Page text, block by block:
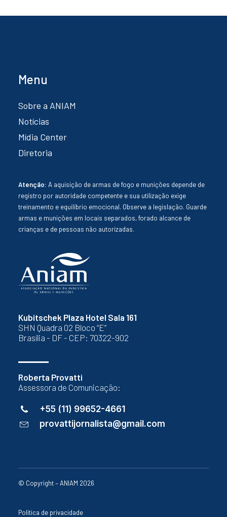
Kubitschek Plaza Hotel Sala 161
SHN Quadra 02 Bloco “E”
Brasília - DF - CEP: 70322-902
Roberta Provatti
Assessora de Comunicação:
+55 (11) 99652-4661
provattijornalista@gmail.com
Menu
Sobre a ANIAM
Notícias
Mídia Center
Diretoria
Atenção: A aquisição de armas de fogo e munições depende de
registro por autoridade competente e sua utilização exige
treinamento e equilíbrio emocional. Observe a legislação. Guarde
armas e munições em locais separados, forado alcance de
crianças e de pessoas não autorizadas.
© Copyright – ANIAM 2026
Política de privacidade